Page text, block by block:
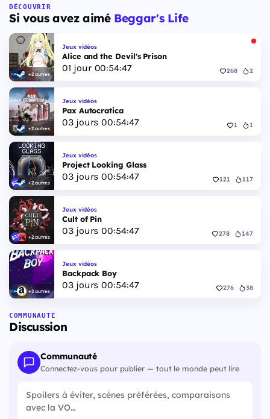
Floride, et sa ville Vice City. Il met en scène
pour la première fois un duo de protagonistes
jouables, Jason et Lucia, cette dernière étant la
première héroïne jouable d'un GTA principal.
DÉCOUVRIR
Si vous avez aimé Beggar's Life
+2 autres
Jeux vidéos
Alice and the Devil's Prison
01 jour 00:54:46 268 2
+2 autres
Jeux vidéos
Pax Autocratica
03jours 00:54:46 1 1
+2 autres
Jeux vidéos
Project Looking Glass
03jours 00:54:46 121 117
+2 autres
Jeux vidéos
Cult of Pin
03jours 00:54:46 278 147
+2 autres
Jeux vidéos
Backpack Boy
03jours 00:54:46 276 38
COMMUNAUTÉ
Discussion
Communauté
Connectez-vous pour publier — tout le monde peut lire